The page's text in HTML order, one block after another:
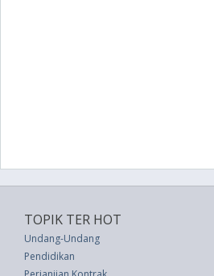
TOPIK TER HOT
Undang-Undang
Pendidikan